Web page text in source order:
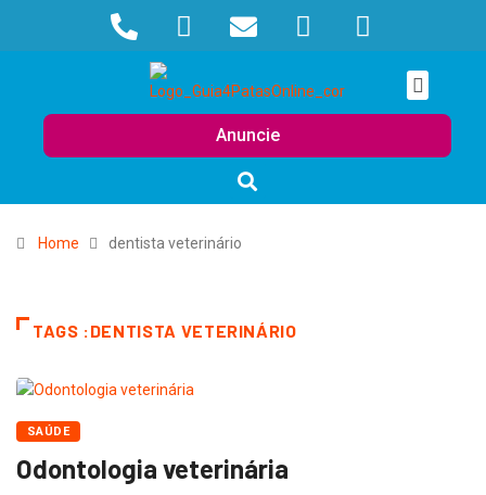
Anuncie
Home dentista veterinário
TAGS :DENTISTA VETERINÁRIO
SAÚDE
Odontologia veterinária